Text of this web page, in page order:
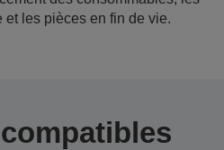
et les pièces en fin de vie.